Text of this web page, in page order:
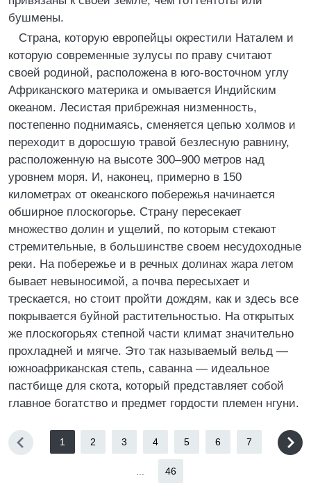
бушмены.
Страна, которую европейцы окрестили Наталем и
которую современные зулусы по праву считают
своей родиной, расположена в юго-восточном углу
Африканского материка и омывается Индийским
океаном. Лесистая прибрежная низменность,
постепенно поднимаясь, сменяется цепью холмов и
переходит в доросшую травой безлесную равнину,
расположенную на высоте 300–900 метров над
уровнем моря. И, наконец, примерно в 150
километрах от океанского побережья начинается
обширное плоскогорье. Страну пересекает
множество долин и ущелий, по которым стекают
стремительные, в большинстве своем несудоходные
реки. На побережье и в речных долинах жара летом
бывает невыносимой, а почва пересыхает и
трескается, но стоит пройти дождям, как и здесь все
покрывается буйной растительностью. На открытых
же плоскогорьях степной части климат значительно
прохладней и мягче. Это так называемый вельд —
южноафриканская степь, саванна — идеальное
пастбище для скота, который представляет собой
главное богатство и предмет гордости племен нгуни.
1 2 3 4 5 6 7
46